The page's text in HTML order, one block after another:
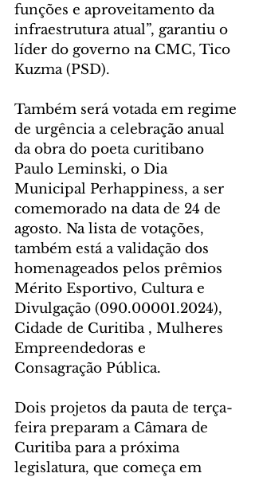
funções e aproveitamento da
infraestrutura atual”, garantiu o
líder do governo na CMC, Tico
Kuzma (PSD).
Também será votada em regime
de urgência a celebração anual
da obra do poeta curitibano
Paulo Leminski, o Dia
Municipal Perhappiness, a ser
comemorado na data de 24 de
agosto. Na lista de votações,
também está a validação dos
homenageados pelos prêmios
Mérito Esportivo, Cultura e
Divulgação (090.00001.2024),
Cidade de Curitiba , Mulheres
Empreendedoras e
Consagração Pública.
Dois projetos da pauta de terça-
feira preparam a Câmara de
Curitiba para a próxima
legislatura, que começa em